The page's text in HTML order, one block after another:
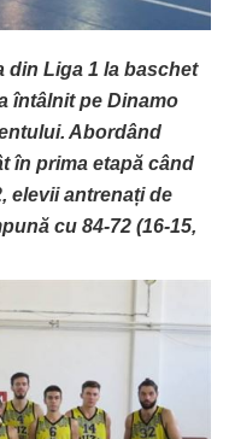
din Liga 1 la baschet
întâlnit pe Dinamo
Abordând
în prima etapă când
elevii antrenați de
cu 84-72 (16-15,